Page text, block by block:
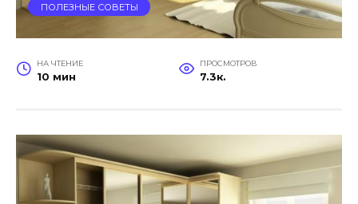
ПОЛЕЗНЫЕ СОВЕТЫ
НА ЧТЕНИЕ
10 мин
ПРОСМОТРОВ
7.3к.